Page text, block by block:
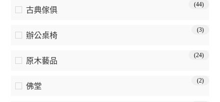
古典傢俱
(44)
辦公桌椅
(3)
原木藝品
(24)
佛堂
(2)